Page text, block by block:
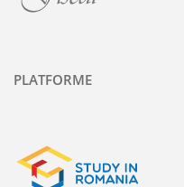
PLATFORME